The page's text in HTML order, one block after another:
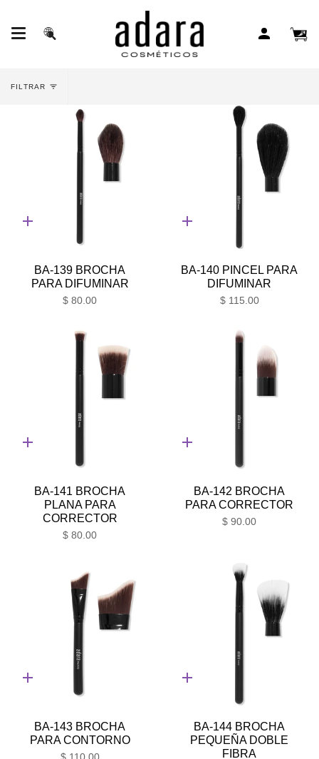
contenido
Buscar
FILTRAR
Adición
BA-139 BROCHA
PARA DIFUMINAR
$ 80.00
Adición
BA-140 PINCEL PARA
DIFUMINAR
$ 115.00
Adición
BA-141 BROCHA
PLANA PARA
CORRECTOR
$ 80.00
Adición
BA-142 BROCHA
PARA CORRECTOR
$ 90.00
Adición
BA-143 BROCHA
PARA CONTORNO
$ 110.00
Adición
BA-144 BROCHA
PEQUEÑA DOBLE
FIBRA